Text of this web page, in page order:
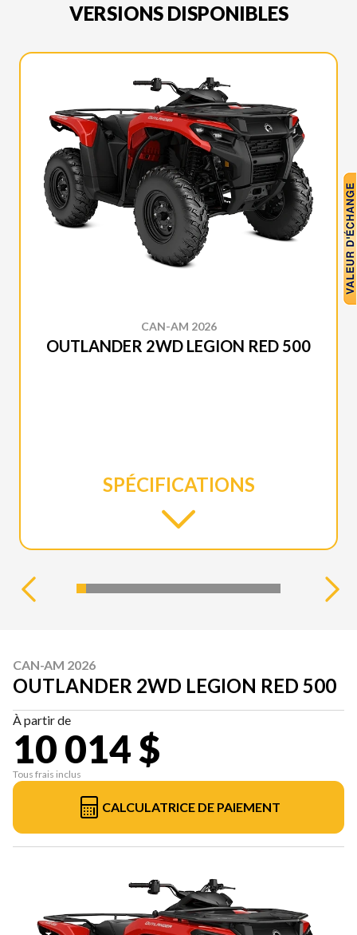
VERSIONS DISPONIBLES
CAN-AM 2026
OUTLANDER 2WD LEGION RED 500
SPÉCIFICATIONS
CAN-AM 2026
OUTLANDER 2WD LEGION RED 500
À partir de
10 014 $
Tous frais inclus
CALCULATRICE DE PAIEMENT